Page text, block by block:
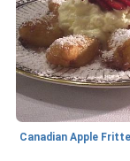
Canadian Apple